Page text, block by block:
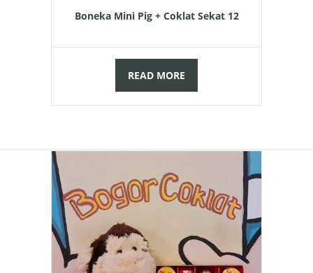
Boneka Mini Pig + Coklat Sekat 12
READ MORE